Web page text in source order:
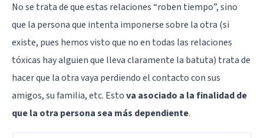
No se trata de que estas relaciones “roben tiempo”, sino
que la persona que intenta imponerse sobre la otra (si
existe, pues hemos visto que no en todas las relaciones
tóxicas hay alguien que lleva claramente la batuta) trata de
hacer que la otra vaya perdiendo el contacto con sus
amigos, su familia, etc. Estova asociado a la finalidad de
que la otra persona sea más dependiente.